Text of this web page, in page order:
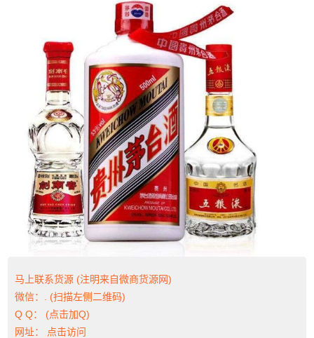
马上联系货源 (注明来自微商货源网)
微信：. (扫描左侧二维码)
Q Q：
(点击加Q)
网址：
点击访问